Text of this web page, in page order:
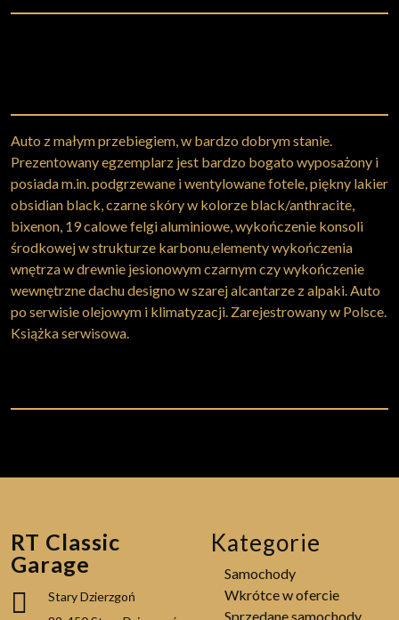
Auto z małym przebiegiem, w bardzo dobrym stanie.
Prezentowany egzemplarz jest bardzo bogato wyposażony i
posiada m.in. podgrzewane i wentylowane fotele, piękny lakier
obsidian black, czarne skóry w kolorze black/anthracite,
bixenon, 19 calowe felgi aluminiowe, wykończenie konsoli
środkowej w strukturze karbonu,elementy wykończenia
wnętrza w drewnie jesionowym czarnym czy wykończenie
wewnętrzne dachu designo w szarej alcantarze z alpaki. Auto
po serwisie olejowym i klimatyzacji. Zarejestrowany w Polsce.
Książka serwisowa.
RT Classic
Garage
Stary Dzierzgoń
Kategorie
Samochody
Wkrótce w ofercie
Sprzedane samochody